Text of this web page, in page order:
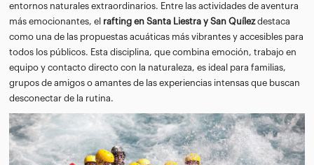
entornos naturales extraordinarios. Entre las actividades de aventura
más emocionantes, el rafting en Santa Liestra y San Quílezdestaca
como una de las propuestas acuáticas más vibrantes y accesibles para
todos los públicos. Esta disciplina, que combina emoción, trabajo en
equipo y contacto directo con la naturaleza, es ideal para familias,
grupos de amigos o amantes de las experiencias intensas que buscan
desconectar de la rutina.